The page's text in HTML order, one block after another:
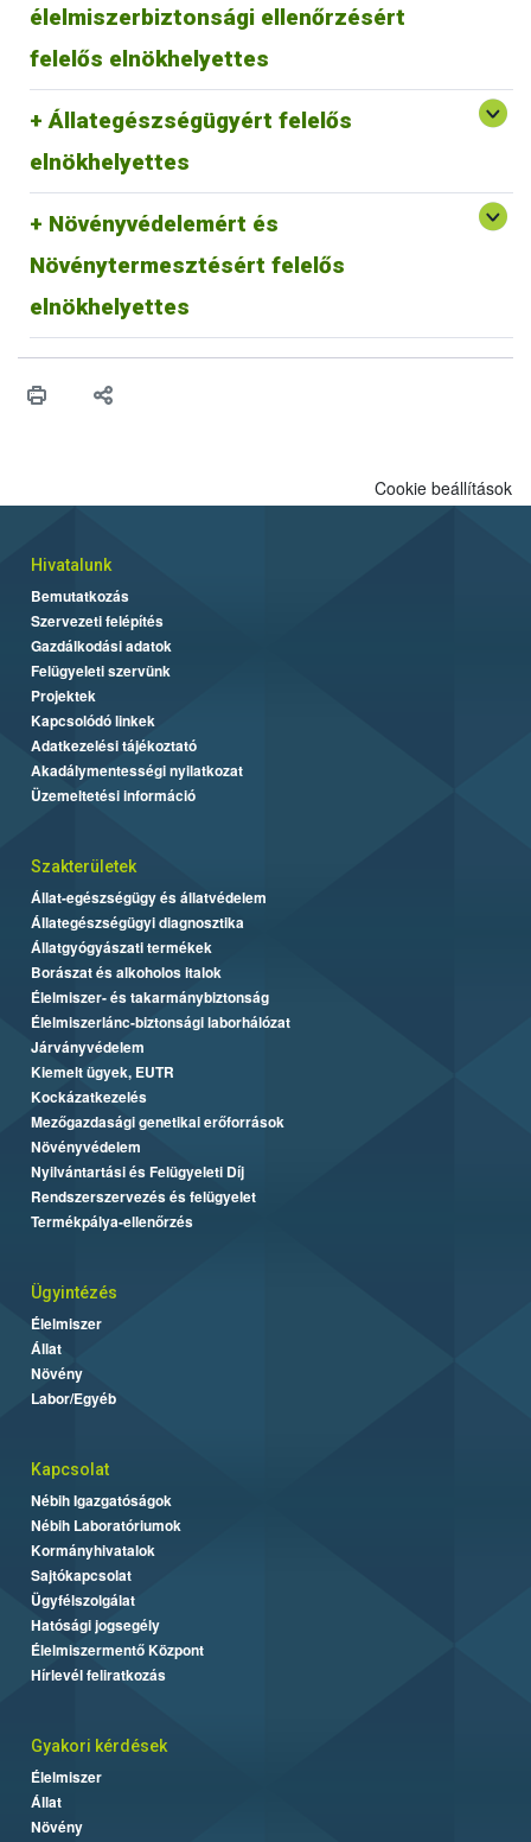
élelmiszerbiztonsági ellenőrzésért
felelős elnökhelyettes
Állategészségügyért felelős
elnökhelyettes
Növényvédelemért és
Növénytermesztésért felelős
elnökhelyettes
Cookie beállítások
Hivatalunk
Bemutatkozás
Szervezeti felépítés
Gazdálkodási adatok
Felügyeleti szervünk
Projektek
Kapcsolódó linkek
Adatkezelési tájékoztató
Akadálymentességi nyilatkozat
Üzemeltetési információ
Szakterületek
Állat-egészségügy és állatvédelem
Állategészségügyi diagnosztika
Állatgyógyászati termékek
Borászat és alkoholos italok
Élelmiszer- és takarmánybiztonság
Élelmiszerlánc-biztonsági laborhálózat
Járványvédelem
Kiemelt ügyek, EUTR
Kockázatkezelés
Mezőgazdasági genetikai erőforrások
Növényvédelem
Nyilvántartási és Felügyeleti Díj
Rendszerszervezés és felügyelet
Termékpálya-ellenőrzés
Ügyintézés
Élelmiszer
Állat
Növény
Labor/Egyéb
Kapcsolat
Nébih Igazgatóságok
Nébih Laboratóriumok
Kormányhivatalok
Sajtókapcsolat
Ügyfélszolgálat
Hatósági jogsegély
Élelmiszermentő Központ
Hírlevél feliratkozás
Gyakori kérdések
Élelmiszer
Állat
Növény